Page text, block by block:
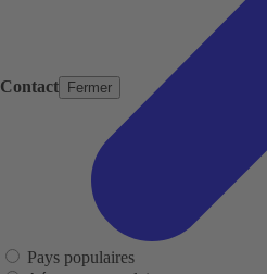
Contact Fermer
Pays populaires